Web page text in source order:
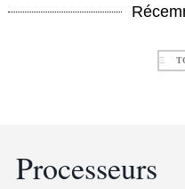
Ξ
Processeurs